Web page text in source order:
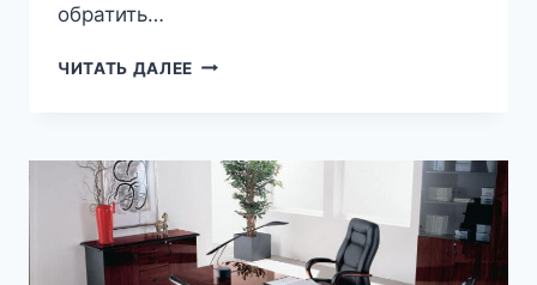
обратить…
ЧИТАТЬ ДАЛЕЕ КАК
МАЛЕНЬКОЙ
УЗКОЙ
СПАЛЬНИ?
СОВЕТЫ